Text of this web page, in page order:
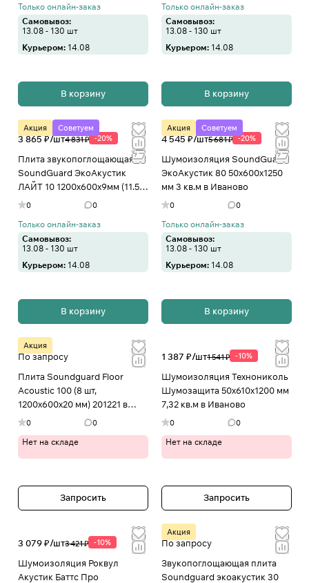
Только онлайн-заказ
Самовывоз:
13.08 - 130 шт
Курьером: 14.08
В корзину
Только онлайн-заказ
Самовывоз:
13.08 - 130 шт
Курьером: 14.08
В корзину
Акция Советуем
3 865 ₽/шт4 831 ₽ -20%
Плита звукопоглощающая
SoundGuard ЭкоАкустик
ЛАЙТ 10 1200х600х9мм (11.52
м2 в уп) в Иваново
0 0
Только онлайн-заказ
Самовывоз:
13.08 - 130 шт
Курьером: 14.08
В корзину
Акция Советуем
4 545 ₽/шт5 681 ₽ -20%
Шумоизоляция SoundGuard
ЭкоАкустик 80 50х600х1250
мм 3 кв.м в Иваново
0 0
Только онлайн-заказ
Самовывоз:
13.08 - 130 шт
Курьером: 14.08
В корзину
Акция
По запросу
Плита Soundguard Floor
Acoustic 100 (8 шт,
1200x600x20 мм) 201221 в
Иваново
0 0
Нет на складе
Запросить
1 387 ₽/шт1 541 ₽ -10%
Шумоизоляция Технониколь
Шумозащита 50х610х1200 мм
7,32 кв.м в Иваново
0 0
Нет на складе
Запросить
3 079 ₽/шт3 421 ₽ -10%
Шумоизоляция Роквул
Акустик Баттс Про
Акция
По запросу
Звукопоглощающая плита
Soundguard экоакустик 30